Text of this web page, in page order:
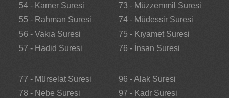
54 - Kamer Suresi
55 - Rahman Suresi
56 - Vakıa Suresi
57 - Hadid Suresi
73 - Müzzemmil Suresi
74 - Müdessir Suresi
75 - Kıyamet Suresi
76 - İnsan Suresi
77 - Mürselat Suresi
78 - Nebe Suresi
96 - Alak Suresi
97 - Kadr Suresi